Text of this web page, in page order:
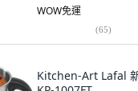
WOW免運
(65)
Kitchen-Art Lafal